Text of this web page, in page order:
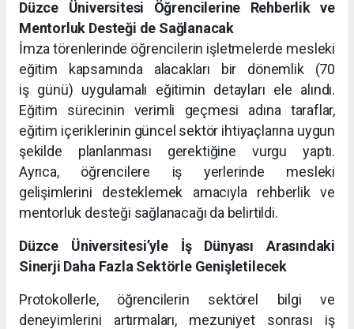
Düzce Üniversitesi Öğrencilerine Rehberlik ve
Mentorluk Desteği de Sağlanacak
İmza törenlerinde öğrencilerin işletmelerde mesleki
eğitim kapsamında alacakları bir dönemlik (70
iş günü) uygulamalı eğitimin detayları ele alındı.
Eğitim sürecinin verimli geçmesi adına taraflar,
eğitim içeriklerinin güncel sektör ihtiyaçlarına uygun
şekilde planlanması gerektiğine vurgu yaptı.
Ayrıca, öğrencilere iş yerlerinde mesleki
gelişimlerini desteklemek amacıyla rehberlik ve
mentorluk desteği sağlanacağı da belirtildi.
Düzce Üniversitesi’yle İş Dünyası Arasındaki
Sinerji Daha Fazla Sektörle Genişletilecek
Protokollerle, öğrencilerin sektörel bilgi ve
deneyimlerini artırmaları, mezuniyet sonrası iş